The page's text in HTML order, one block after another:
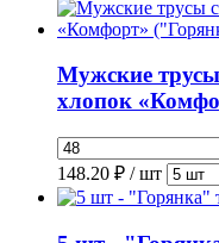
Мужские
хлопок
148.20 ₽ / шт